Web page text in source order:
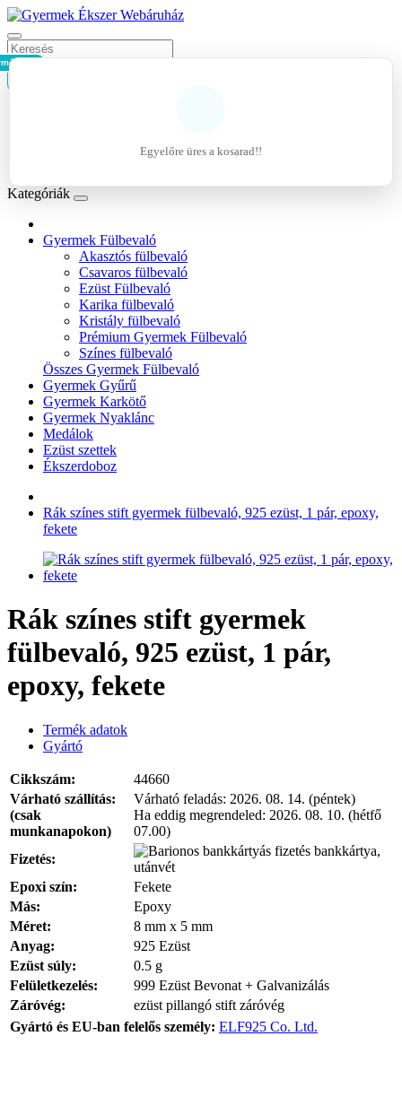
- 0Ft
Egyelőre üres a kosarad!!
Kategóriák
Gyermek Fülbevaló
Akasztós fülbevaló
Csavaros fülbevaló
Ezüst Fülbevaló
Karika fülbevaló
Kristály fülbevaló
Prémium Gyermek Fülbevaló
Színes fülbevaló
Összes Gyermek Fülbevaló
Gyermek Gyűrű
Gyermek Karkötő
Gyermek Nyaklánc
Medálok
Ezüst szettek
Ékszerdoboz
Rák színes stift gyermek fülbevaló, 925 ezüst, 1 pár, epoxy,
fekete
Rák színes stift gyermek
fülbevaló, 925 ezüst, 1 pár,
epoxy, fekete
Termék adatok
Gyártó
Cikkszám:
44660
Várható szállítás:
(csak
munkanapokon)
Várható feladás: 2026. 08. 14. (péntek)
Ha eddig megrendeled: 2026. 08. 10. (hétfő
07.00)
Fizetés:
bankkártya,
utánvét
Epoxi szín:
Fekete
Más:
Epoxy
Méret:
8 mm x 5 mm
Anyag:
925 Ezüst
Ezüst súly:
0.5 g
Felületkezelés:
999 Ezüst Bevonat + Galvanizálás
Záróvég:
ezüst pillangó stift záróvég
Gyártó és EU-ban felelős személy: ELF925 Co. Ltd.